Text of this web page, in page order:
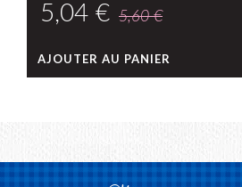
5,04 € 5,60€
AJOUTER AU PANIER